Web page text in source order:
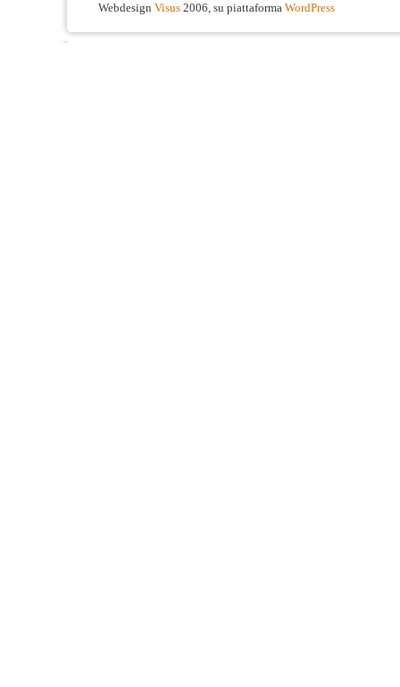
Webdesign Visus 2006, su piattaforma WordPress